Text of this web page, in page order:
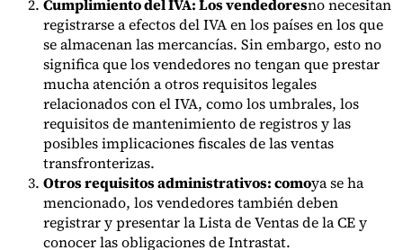
Cumplimiento del IVA: Los vendedoresno necesitan
registrarse a efectos del IVA en los países en los que
se almacenan las mercancías. Sin embargo, esto no
significa que los vendedores no tengan que prestar
mucha atención a otros requisitos legales
relacionados con el IVA, como los umbrales, los
requisitos de mantenimiento de registros y las
posibles implicaciones fiscales de las ventas
transfronterizas.
Otros requisitos administrativos: comoya se ha
mencionado, los vendedores también deben
registrar y presentar la Lista de Ventas de la CE y
conocer las obligaciones de Intrastat.